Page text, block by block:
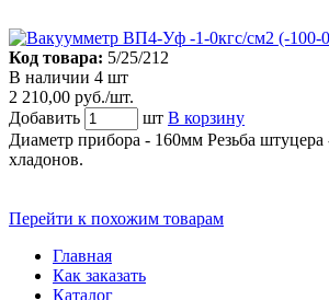
Код товара: 5/25/212
В наличии 4 шт
2 210,00 руб./шт.
Добавить
шт В корзину
Диаметр прибора - 160мм Резьба
хладонов.
Перейти к похожим товарам
Главная
Как заказать
Каталог